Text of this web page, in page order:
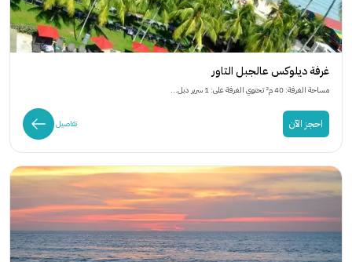
غرفة ديلوكس عالجبل التاور
مساحة الغرفة: 40 م² تحتوي الغرفة على: 1 سرير دبل...
احجز الآن تفاصيل